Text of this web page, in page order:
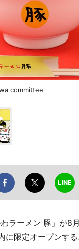
committee
ラーメン 豚」が8
限定オープンする